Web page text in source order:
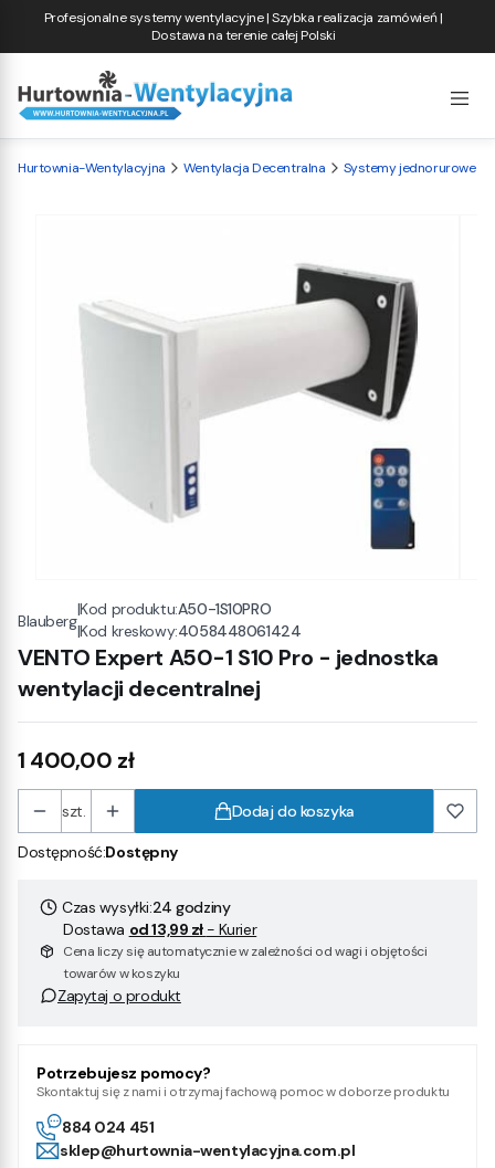
Profesjonalne systemy wentylacyjne | Szybka realizacja zamówień |
Dostawa na terenie całej Polski
Hurtownia-Wentylacyjna Wentylacja Decentralna Systemy jednorurowe
Blauberg
|Kod produktu:A50-1S10PRO
|Kod kreskowy:4058448061424
VENTO Expert A50-1 S10 Pro - jednostka
wentylacji decentralnej
Cena
1 400,00 zł
szt. Dodaj do koszyka
Dostępność:Dostępny
Czas wysyłki:24 godziny
Dostawa od 13,99 zł - Kurier
Cena liczy się automatycznie w zależności od wagi i objętości
towarów w koszyku
Zapytaj o produkt
Potrzebujesz pomocy?
Skontaktuj się z nami i otrzymaj fachową pomoc w doborze produktu
884 024 451
sklep@hurtownia-wentylacyjna.com.pl